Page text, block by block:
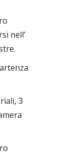
nell’
3